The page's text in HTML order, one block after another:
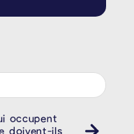
occupent
doivent-ils